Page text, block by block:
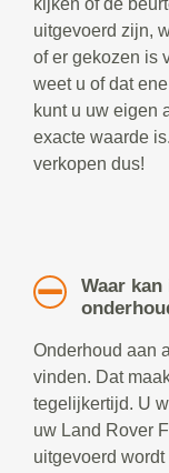
kijken of de
uitgevoerd zijn,
of er gekozen is
weet u of dat
kunt u uw eigen
exacte waarde
verkopen dus!
Waar
Onderhoud aan
vinden. Dat
tegelijkertijd. U
uw Land Rover
uitgevoerd